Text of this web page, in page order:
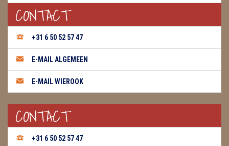
THEELICHTEN
VLINDERS
WIEROOK, OLIE & TOEBEHOREN
ZAKJES WATER ELIXERS
CONTACT
+31 6 50 52 57 47
E-MAIL ALGEMEEN
E-MAIL WIEROOK
CONTACT
+31 6 50 52 57 47